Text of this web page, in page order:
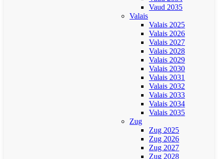
Vaud 2035
Valais
Valais 2025
Valais 2026
Valais 2027
Valais 2028
Valais 2029
Valais 2030
Valais 2031
Valais 2032
Valais 2033
Valais 2034
Valais 2035
Zug
Zug 2025
Zug 2026
Zug 2027
Zug 2028